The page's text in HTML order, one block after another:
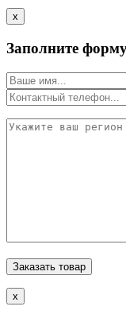
x
Заполните
x